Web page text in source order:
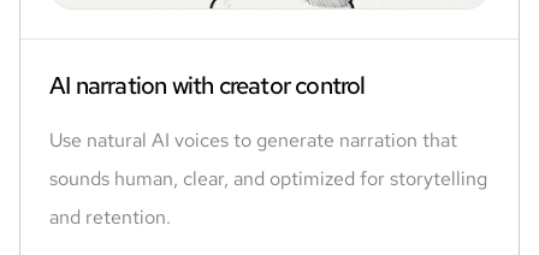
AI narration with creator control
Use natural AI voices to generate narration that
sounds human, clear, and optimized for storytelling
and retention.